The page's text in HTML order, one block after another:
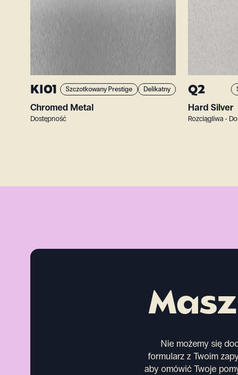
KI01 Szczotkowany Prestige Delikatny
Chromed Metal
Dostępność
Q2
Hard Silver
Rozciągliwa •
Nie możemy się
formularz z Twoim
aby omówić Twoje